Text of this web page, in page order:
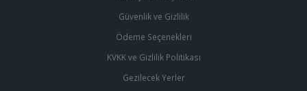
Güvenlik ve Gizlilik
Ödeme Seçenekleri
KVKK ve Gizlilik Politikası
Gezilecek Yerler